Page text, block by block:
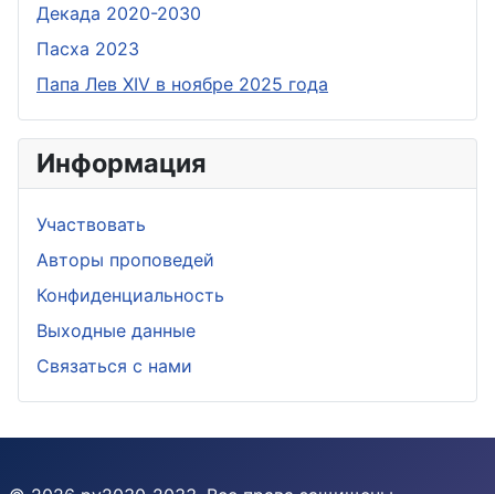
Дeкада 2020-2030
Пасха 2023
Папа Лев XIV в ноябре 2025 года
Информация
Участвовать
Aвторы проповедей
Конфиденциальность
Выходные данные
Связаться с нами